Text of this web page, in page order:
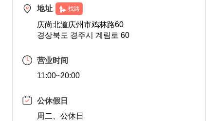
地址 找路
庆尚北道庆州市鸡林路60
경상북도 경주시 계림로 60
营业时间
11:00~20:00
公休假日
周二、公休日